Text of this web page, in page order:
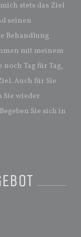
stets das Ziel
seinen
Behandlung
mit meinem
Tag für Tag,
Auch für Sie
Sie wieder
Sie sich in